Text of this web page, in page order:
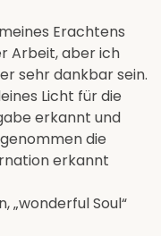
Erachtens
Arbeit, aber ich
sehr dankbar sein.
Licht für die
erkannt und
die
erkannt
„wonderful Soul“